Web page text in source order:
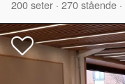
200seter · 270stående ·